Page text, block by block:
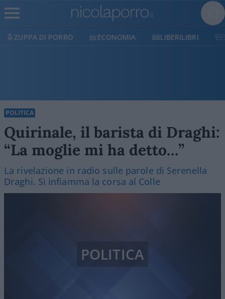
ECONOMIA LIBERILIBRI SHOP SOSTIENICI
POLITICA
Quirinale, il barista di Draghi:
“La moglie mi ha detto…”
La rivelazione in radio sulle parole di Serenella
Draghi. Si infiamma la corsa al Colle
POLITICA